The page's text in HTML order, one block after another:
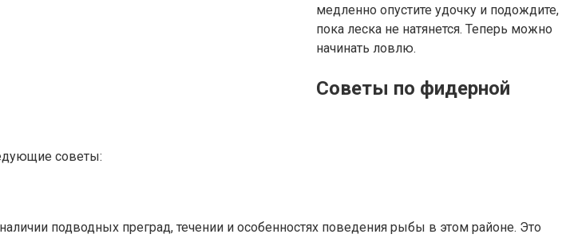
медленно опустите удочку и подождите,
пока леска не натянется. Теперь можно
начинать ловлю.
Советы по фидерной
советы:
подводных преград, течении и особенностях поведения рыбы в этом районе. Это